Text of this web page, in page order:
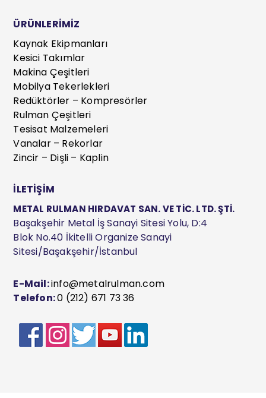
ÜRÜNLERİMİZ
Kaynak Ekipmanları
Kesici Takımlar
Makina Çeşitleri
Mobilya Tekerlekleri
Redüktörler – Kompresörler
Rulman Çeşitleri
Tesisat Malzemeleri
Vanalar – Rekorlar
Zincir – Dişli – Kaplin
İLETİŞİM
METAL RULMAN HIRDAVAT SAN. VE TİC. LTD. ŞTİ.
Başakşehir Metal İş Sanayi Sitesi Yolu, D:4
Blok No.40 İkitelli Organize Sanayi
Sitesi/Başakşehir/İstanbul
E-Mail:info@metalrulman.com
Telefon:0 (212) 671 73 36